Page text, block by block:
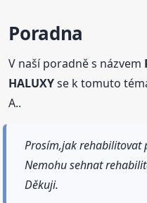
Poradna
V naší poradně s názvem
HALUXYse k tomuto
A..
Prosím,jak rehabilitovat
Nemohu sehnat
Děkuji.